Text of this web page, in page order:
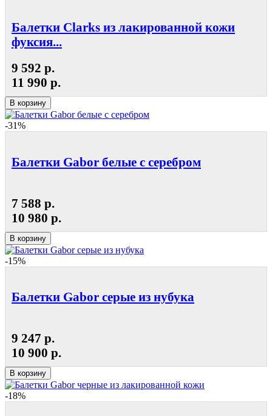
Балетки Clarks из лакированной кожи
фуксия...
9 592 р.
11 990 р.
В корзину
-31%
Балетки Gabor белые с серебром
7 588 р.
10 980 р.
В корзину
-15%
Балетки Gabor серые из нубука
9 247 р.
10 900 р.
В корзину
-18%